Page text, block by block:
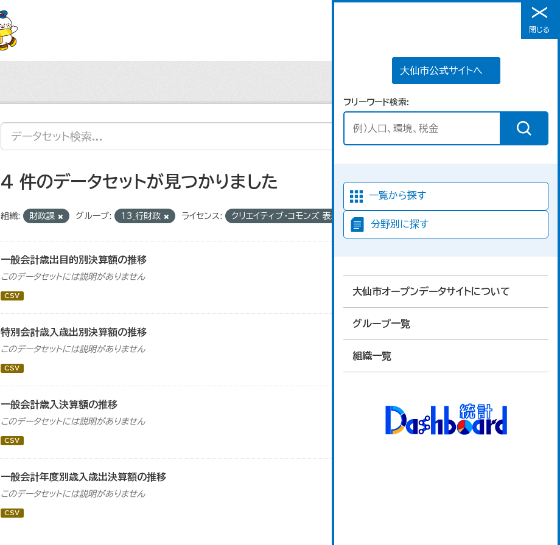
メニュー
大仙市公式サイトへ
フリーワード検索
一覧から探す
分野別に探す
大仙市オープンデータサイトについて
グループ一覧
組織一覧
閉じる
4 件のデータセットが見つかりました
組織: 財政課 グループ: 13_行財政 ライセンス: クリエイティブ・コモンズ 表示
一般会計歳出目的別決算額の推移
このデータセットには説明がありません
CSV
特別会計歳入歳出別決算額の推移
このデータセットには説明がありません
CSV
一般会計歳入決算額の推移
このデータセットには説明がありません
CSV
一般会計年度別歳入歳出決算額の推移
このデータセットには説明がありません
CSV